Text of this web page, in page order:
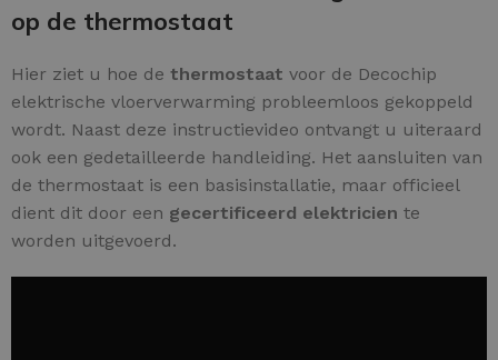
op de thermostaat
Hier ziet u hoe de thermostaat voor de Decochip
elektrische vloerverwarming probleemloos gekoppeld
wordt. Naast deze instructievideo ontvangt u uiteraard
ook een gedetailleerde handleiding. Het aansluiten van
de thermostaat is een basisinstallatie, maar officieel
dient dit door een gecertificeerd elektricien te
worden uitgevoerd.